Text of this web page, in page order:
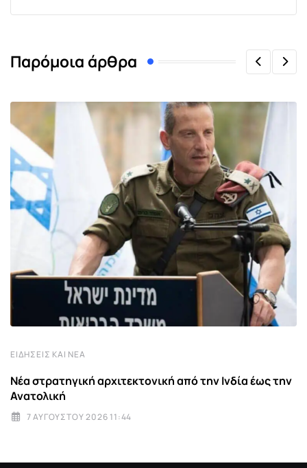
Παρόμοια άρθρα
ΕΙΔΉΣΕΙΣ ΚΑΙ ΝΈΑ
Νέα στρατηγική αρχιτεκτονική από την Ινδία έως την
Ανατολική
7 ΑΥΓΟΎΣΤΟΥ 2026 11:44